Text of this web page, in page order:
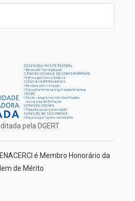
pela DGERT
é Membro Honorário da
de Mérito